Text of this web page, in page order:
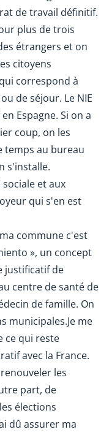
de travail définitif.
plus de trois
étrangers et on
citoyens
correspond à
de séjour. Le NIE
Espagne. Si on a
coup, on les
temps au bureau
s'installe.
et aux
qui s'en est
commune c'est
», un concept
justificatif de
centre de santé de
de famille. On
municipales.Je me
ce qui reste
avec la France.
les
part, de
élections
dû assurer ma